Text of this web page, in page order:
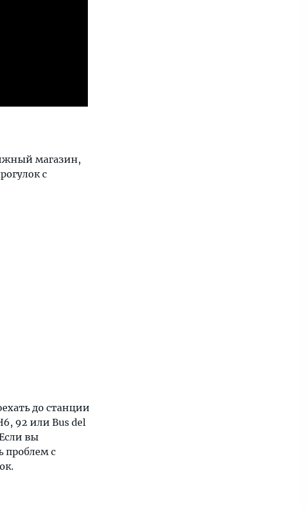
магазин,
с
до станции
92 или Bus del
вы
проблем с